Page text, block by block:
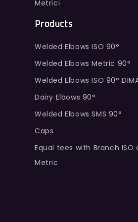
Metrici
Products
Welded Elbows ISO 90°
Welded Elbows Metric 90°
Welded Elbows ISO 90°
Dairy Elbows 90°
Welded Elbows SMS 90°
Caps
Equal tees with Branch ISO
Metric